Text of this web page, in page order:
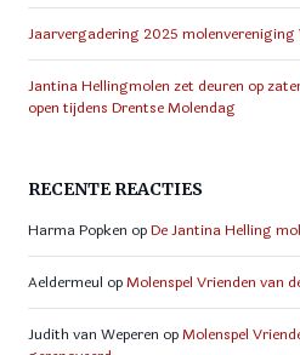
Jaarvergadering 2025 molenvereniging
Jantina Hellingmolen zet deuren op
open tijdens Drentse Molendag
RECENTE REACTIES
Harma Popken opDe Jantina Helling
Aeldermeul opMolenspel Vrienden van
Judith van Weperen opMolenspel